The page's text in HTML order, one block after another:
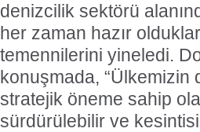
denizcilik sektörü
her zaman hazır
temennilerini yineledi.
konuşmada, “Ülkemizin
stratejik öneme sahip
sürdürülebilir ve